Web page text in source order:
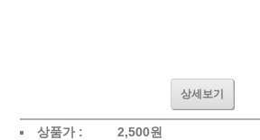
상세보기
상품가 :
2,500원